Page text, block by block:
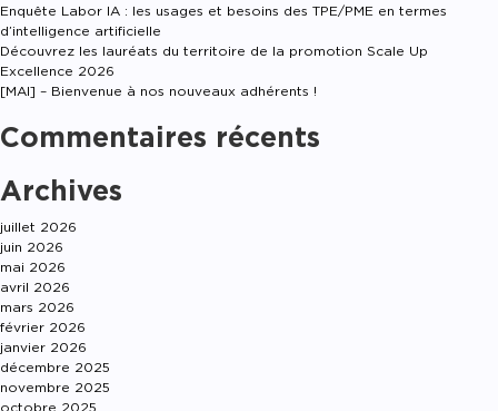
Enquête Labor IA : les usages et besoins des TPE/PME en termes
d’intelligence artificielle
Découvrez les lauréats du territoire de la promotion Scale Up
Excellence 2026
[MAI] – Bienvenue à nos nouveaux adhérents !
Commentaires récents
Archives
juillet 2026
juin 2026
mai 2026
avril 2026
mars 2026
février 2026
janvier 2026
décembre 2025
novembre 2025
octobre 2025